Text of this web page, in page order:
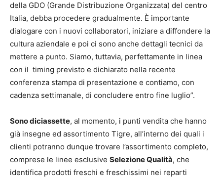
della GDO (Grande Distribuzione Organizzata) del centro
Italia, debba procedere gradualmente. È importante
dialogare con i nuovi collaboratori, iniziare a diffondere la
cultura aziendale e poi ci sono anche dettagli tecnici da
mettere a punto. Siamo, tuttavia, perfettamente in linea
con il timing previsto e dichiarato nella recente
conferenza stampa di presentazione e contiamo, con
cadenza settimanale, di concludere entro fine luglio”.
Sono diciassette, al momento, i punti vendita che hanno
già insegne ed assortimento Tigre, all’interno dei quali i
clienti potranno dunque trovare l’assortimento completo,
comprese le linee esclusive Selezione Qualità, che
identifica prodotti freschi e freschissimi nei reparti